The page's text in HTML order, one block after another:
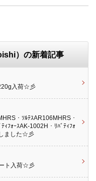
）の新着記事
入荷☆彡
・ｿﾙﾃｽAR106MHRS・
ｨﾌｫｰｽAK-1002H・ﾘﾊﾞﾃｨﾌｫ
ました☆彡
ト入荷☆彡